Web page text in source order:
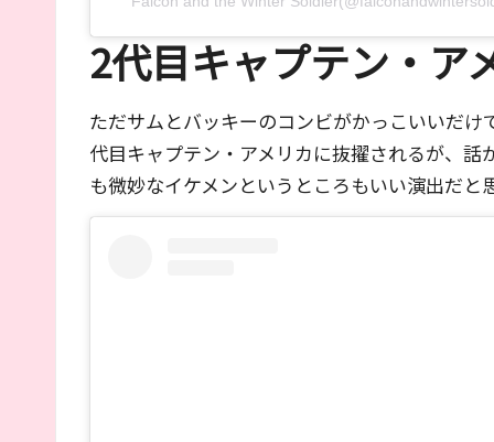
2代目キャプテン・ア
ただサムとバッキーのコンビがかっこいいだ
代目キャプテン・アメリカに抜擢されるが、
も微妙なイケメンというところもいい演出だと